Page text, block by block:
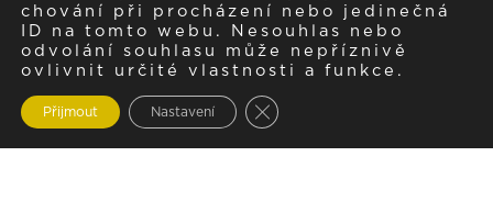
chování při procházení nebo jedinečná
ID na tomto webu. Nesouhlas nebo
odvolání souhlasu může nepříznivě
ovlivnit určité vlastnosti a funkce.
Přijmout Nastavení Zavřít cookie lištu GDPR